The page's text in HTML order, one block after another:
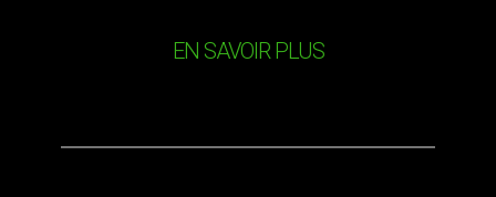
EN SAVOIR PLUS